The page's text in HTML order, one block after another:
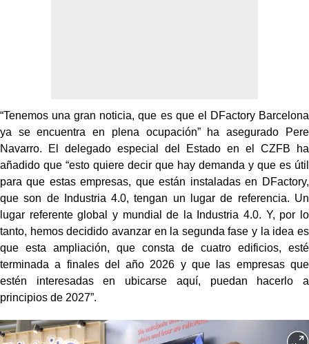
“Tenemos una gran noticia, que es que el DFactory Barcelona
ya se encuentra en plena ocupación” ha asegurado Pere
Navarro. El delegado especial del Estado en el CZFB ha
añadido que “esto quiere decir que hay demanda y que es útil
para que estas empresas, que están instaladas en DFactory,
que son de Industria 4.0, tengan un lugar de referencia. Un
lugar referente global y mundial de la Industria 4.0. Y, por lo
tanto, hemos decidido avanzar en la segunda fase y la idea es
que esta ampliación, que consta de cuatro edificios, esté
terminada a finales del año 2026 y que las empresas que
estén interesadas en ubicarse aquí, puedan hacerlo a
principios de 2027”.